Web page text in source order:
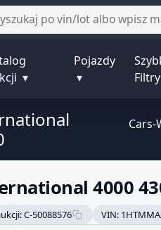
▾
Pojazdy
▾
Filtry
Cars-
4000
C-50088576 VIN: